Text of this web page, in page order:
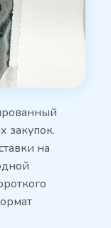
закупок.
на